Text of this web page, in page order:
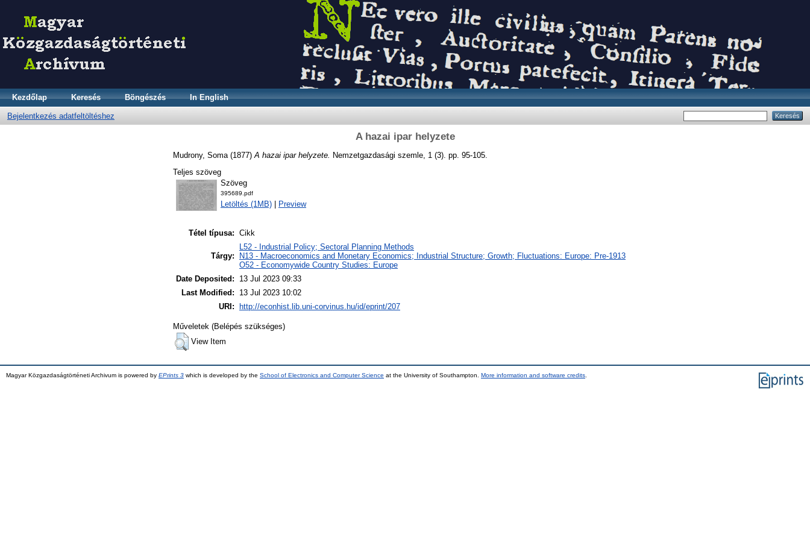
Kezdőlap Keresés Böngészés In English
Bejelentkezés adatfeltöltéshez
A hazai ipar helyzete
Mudrony, Soma (1877) A hazai ipar helyzete.
Nemzetgazdasági szemle, 1 (3). pp. 95-105.
Teljes szöveg
Szöveg
395689.pdf
Letöltés (1MB) | Preview
Tétel típusa: Cikk
Tárgy:
L52 - Industrial Policy; Sectoral Planning Methods
N13 - Macroeconomics and Monetary Economics; Industrial Structure; Growth; Fluctuations: Europe: Pre-1913
O52 - Economywide Country Studies: Europe
Date Deposited:
13 Jul 2023 09:33
Last Modified:
13 Jul 2023 10:02
URI:
http://econhist.lib.uni-corvinus.hu/id/eprint/207
Műveletek (Belépés szükséges)
View Item
Magyar Közgazdaságtörténeti Archivum is powered by EPrints 3 which is developed by the School of Electronics and Computer Science at the University of Southampton. More information and software credits